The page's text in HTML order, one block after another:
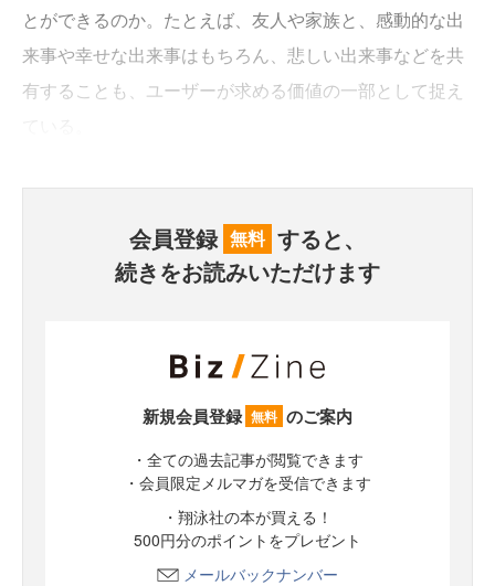
とができるのか。たとえば、友人や家族と、感動的な出
来事や幸せな出来事はもちろん、悲しい出来事などを共
有することも、ユーザーが求める価値の一部として捉え
会員登録 無料 すると、
続きをお読みいただけます
新規会員登録 無料 のご案内
・全ての過去記事が閲覧できます
・会員限定メルマガを受信できます
・翔泳社の本が買える！
500円分のポイントをプレゼント
メールバックナンバー